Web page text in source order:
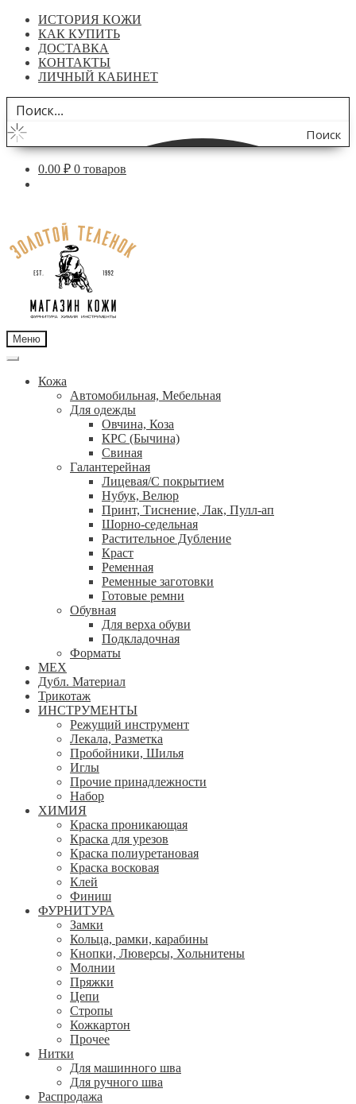
ИСТОРИЯ КОЖИ
КАК КУПИТЬ
ДОСТАВКА
КОНТАКТЫ
ЛИЧНЫЙ КАБИНЕТ
Поиск
по
0.00 ₽ 0 товаров
навигации
содержимому
Меню
Кожа
Автомобильная, Мебельная
Для одежды
Овчина, Коза
КРС (Бычина)
Свиная
Галантерейная
Лицевая/С покрытием
Нубук, Велюр
Принт, Тиснение, Лак, Пулл-ап
Шорно-седельная
Растительное Дубление
Краст
Ременная
Ременные заготовки
Готовые ремни
Обувная
Для верха обуви
Подкладочная
Форматы
МЕХ
Дубл. Материал
Трикотаж
ИНСТРУМЕНТЫ
Режущий инструмент
Лекала, Разметка
Пробойники, Шилья
Иглы
Прочие принадлежности
Набор
ХИМИЯ
Краска проникающая
Краска для урезов
Краска полиуретановая
Краска восковая
Клей
Финиш
ФУРНИТУРА
Замки
Кольца, рамки, карабины
Кнопки, Люверсы, Хольнитены
Молнии
Пряжки
Цепи
Стропы
Кожкартон
Прочее
Нитки
Для машинного шва
Для ручного шва
Распродажа